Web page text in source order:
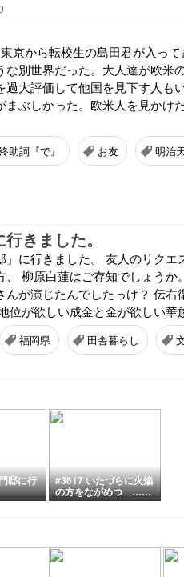
京から転校生の島田君が入っ
な別世界だった。大人達が欧米
大評価して他国を見下す人も
まぶしかった。欧米人を見かけ
助詞『で』 お友 明治
きました。
」に行きました。 友人のリクエ
柳原白蓮はご存知でしょうか
んが演じたんでしたっけ？ 伝右
位が欲しい成金と金が欲しい華
福岡県 田舎暮らし
邸に行 #3617 いたづらに火焔
の方をながめつゝ……
他一首